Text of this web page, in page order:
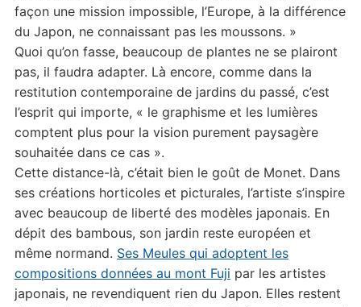
façon une mission impossible, l’Europe, à la différence
du Japon, ne connaissant pas les moussons. »
Quoi qu’on fasse, beaucoup de plantes ne se plairont
pas, il faudra adapter. Là encore, comme dans la
restitution contemporaine de jardins du passé, c’est
l’esprit qui importe, « le graphisme et les lumières
comptent plus pour la vision purement paysagère
souhaitée dans ce cas ».
Cette distance-là, c’était bien le goût de Monet. Dans
ses créations horticoles et picturales, l’artiste s’inspire
avec beaucoup de liberté des modèles japonais. En
dépit des bambous, son jardin reste européen et
même normand. Ses Meules qui adoptent les
compositions données au mont Fuji par les artistes
japonais, ne revendiquent rien du Japon. Elles restent